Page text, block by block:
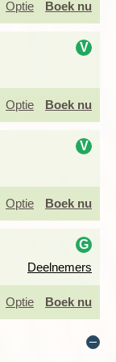
voor de
Linnhe, de
naar de
Optie Boek nu
V
Optie Boek nu
V
Optie Boek nu
G
i
Deelnemers
Optie Boek nu